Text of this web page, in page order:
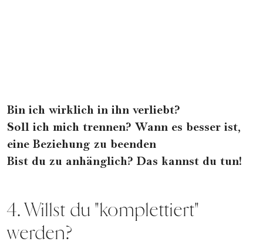
Bin ich wirklich in ihn verliebt?
Soll ich mich trennen? Wann es besser ist,
eine Beziehung zu beenden
Bist du zu anhänglich? Das kannst du tun!
4. Willst du "komplettiert"
werden?